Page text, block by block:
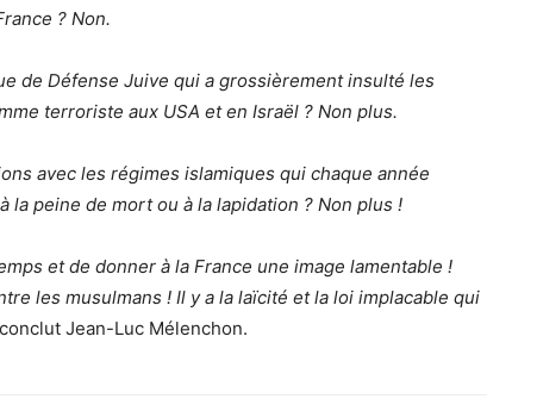
? Non.
de Défense Juive qui a grossièrement insulté les
terroriste aux USA et en Israël ? Non plus.
avec les régimes islamiques qui chaque année
la peine de mort ou à la lapidation ? Non plus !
et de donner à la France une image lamentable !
les musulmans ! Il y a la laïcité et la loi implacable qui
conclut Jean-Luc Mélenchon.